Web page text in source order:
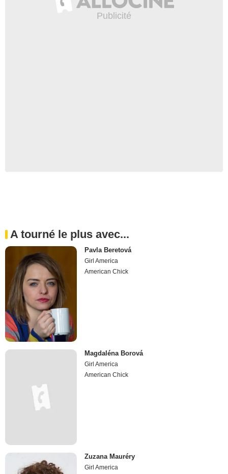
A tourné le plus avec...
Pavla Beretová
Girl America
American Chick
Magdaléna Borová
Girl America
American Chick
Zuzana Mauréry
Girl America